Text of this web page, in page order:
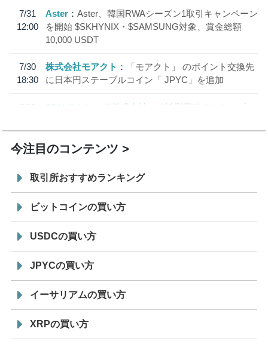
7/31
12:00
Aster
Aster、韓国RWAシーズン1取引キャンペーン
を開始 $SKHYNIX・$SAMSUNG対象、賞金総額
10,000 USDT
7/30
18:30
株式会社モアクト
「モアクト」 のポイント交換先
に日本円ステーブルコイン「 JPYC」を追加
7/29
SBI VCトレード株式会社
信託型円建てステーブル
今注目のコンテンツ
取引所おすすめランキング
ビットコインの買い方
USDCの買い方
JPYCの買い方
イーサリアムの買い方
XRPの買い方